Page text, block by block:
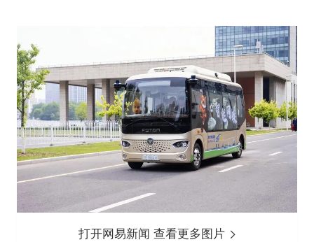
打开网易新闻 查看更多图片